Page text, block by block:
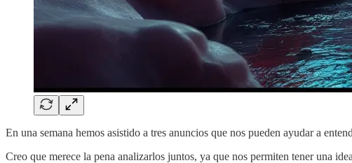
En una semana hemos asistido a tres anuncios que nos pueden ayudar a
Creo que merece la pena analizarlos juntos, ya que nos permiten tener una